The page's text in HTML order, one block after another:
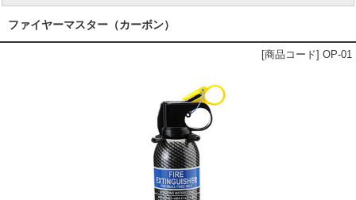
ファイヤーマスター（カーボン）
[商品コード] OP-01